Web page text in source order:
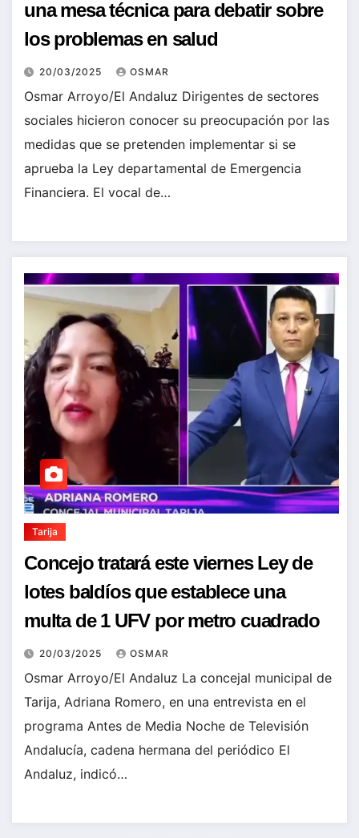
una mesa técnica para debatir sobre
los problemas en salud
20/03/2025 OSMAR
Osmar Arroyo/El Andaluz Dirigentes de sectores
sociales hicieron conocer su preocupación por las
medidas que se pretenden implementar si se
aprueba la Ley departamental de Emergencia
Financiera. El vocal de…
Tarija
Concejo tratará este viernes Ley de
lotes baldíos que establece una
multa de 1 UFV por metro cuadrado
20/03/2025 OSMAR
Osmar Arroyo/El Andaluz La concejal municipal de
Tarija, Adriana Romero, en una entrevista en el
programa Antes de Media Noche de Televisión
Andalucía, cadena hermana del periódico El
Andaluz, indicó…